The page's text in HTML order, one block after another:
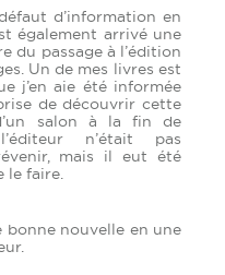
d’information en
également arrivé une
du passage à l’édition
Un de mes livres est
j’en aie été informée
de découvrir cette
salon à la fin de
n’était pas
mais il eut été
le faire.
bonne nouvelle en une